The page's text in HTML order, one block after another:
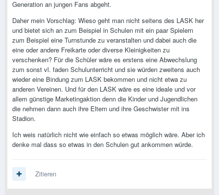
Generation an jungen Fans abgeht.
Daher mein Vorschlag: Wieso geht man nicht seitens des LASK her
und bietet sich an zum Beispiel in Schulen mit ein paar Spielern
zum Beispiel eine Turnstunde zu veranstalten und dabei auch die
eine oder andere Freikarte oder diverse Kleinigkeiten zu
verschenken? Für die Schüler wäre es erstens eine Abwechslung
zum sonst vl. faden Schulunterricht und sie würden zweitens auch
wieder eine Bindung zum LASK bekommen und nicht etwa zu
anderen Vereinen. Und für den LASK wäre es eine ideale und vor
allem günstige Marketingaktion denn die Kinder und Jugendlichen
die nehmen dann auch ihre Eltern und ihre Geschwister mit ins
Stadion.
Ich weis natürlich nicht wie einfach so etwas möglich wäre. Aber ich
denke mal dass so etwas in den Schulen gut ankommen würde.
Zitieren